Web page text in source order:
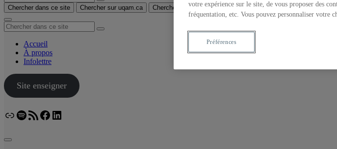
Chercher dans ce site Chercher sur uqam.ca Chercher sur le web
Accueil
À propos
Infolettre
Site enseigner
LienSpotify
Flux RSSFacebook
LinkedIn
votre expérience sur le site, de vous proposer des
fréquentation, etc. Vous pouvez personnaliser votre
Préférences